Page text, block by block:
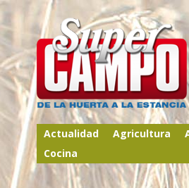
Actualidad Agricultura
Cocina